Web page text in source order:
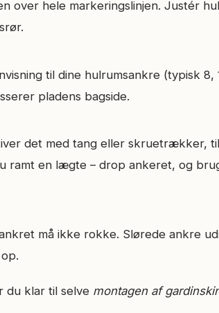
over hele markerings­linjen. Justér
til dine hulrumsankre (typisk 8,
pladens bagside.
det med tang eller skrue­trækker, til
ramt en lægte – drop ankeret, og
må ikke rokke. Slørede ankre
du klar til selve montagen af